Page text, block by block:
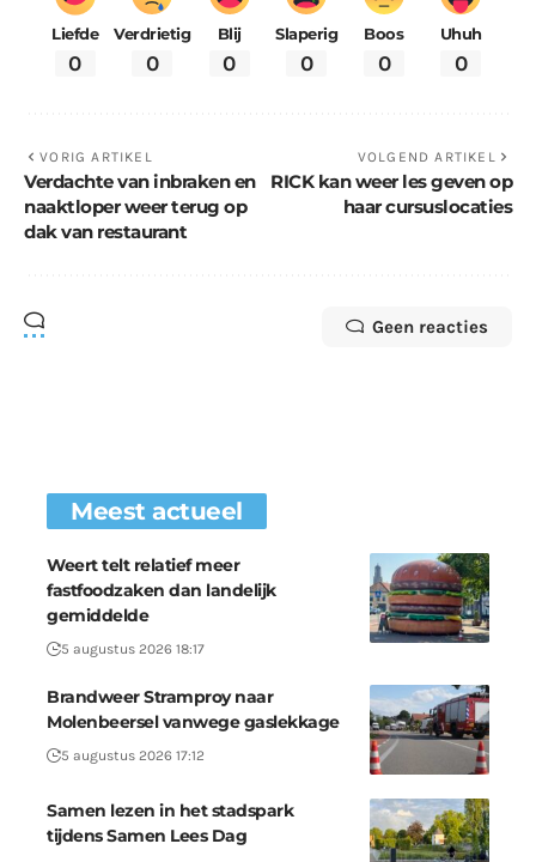
Liefde
0
Verdrietig
0
Blij
0
Slaperig
0
Boos
0
Uhuh
0
VORIG ARTIKEL
Verdachte van inbraken en
naaktloper weer terug op
dak van restaurant
VOLGEND ARTIKEL
RICK kan weer les geven op
haar cursuslocaties
Geen reacties
Meest actueel
Weert telt relatief meer
fastfoodzaken dan landelijk
gemiddelde
5 augustus 2026 18:17
Brandweer Stramproy naar
Molenbeersel vanwege gaslekkage
5 augustus 2026 17:12
Samen lezen in het stadspark
tijdens Samen Lees Dag